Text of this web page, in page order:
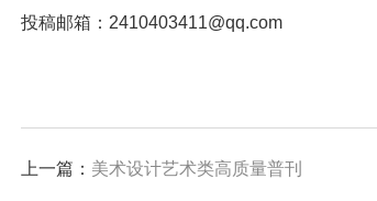
投稿邮箱：2410403411@qq.com
上一篇： 美术设计艺术类高质量普刊